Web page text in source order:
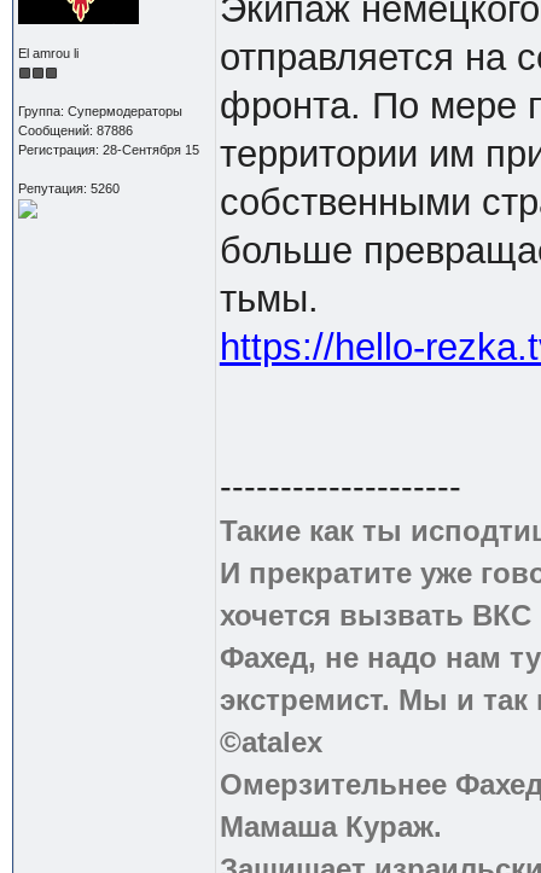
El amrou li
Группа: Супермодераторы
Сообщений: 87886
Регистрация: 28-Сентября 15
Репутация: 5260
Экипаж
отправляется на
фронта. По мере
территории им
собственными
больше
тьмы.
https://hello-
--------------------
Такие как ты
И прекратите уже
хочется вызвать
Фахед, не надо нам
экстремист. Мы и
©atalex
Омерзительнее
Мамаша Кураж.